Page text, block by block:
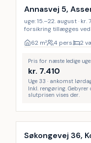
Annasvej 5,
uge: 15.–22. august ·
forsikring tillægges
62 m² 4 pers. 2
Pris for næste ledige
kr. 7.410
Uge 33 · ankomst
Inkl. rengøring.
slutprisen vises der.
Søkongevej 36,